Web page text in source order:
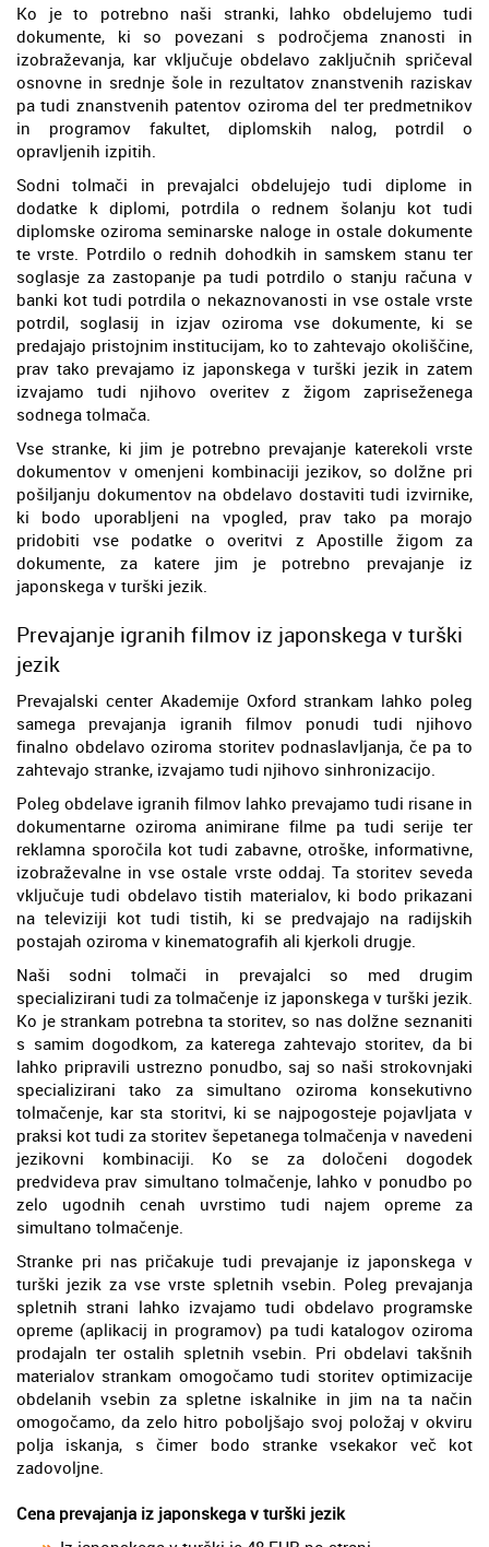
Ko je to potrebno naši stranki, lahko obdelujemo tudi
dokumente, ki so povezani s področjema znanosti in
izobraževanja, kar vključuje obdelavo zaključnih spričeval
osnovne in srednje šole in rezultatov znanstvenih raziskav
pa tudi znanstvenih patentov oziroma del ter predmetnikov
in programov fakultet, diplomskih nalog, potrdil o
opravljenih izpitih.
Sodni tolmači in prevajalci obdelujejo tudi diplome in
dodatke k diplomi, potrdila o rednem šolanju kot tudi
diplomske oziroma seminarske naloge in ostale dokumente
te vrste. Potrdilo o rednih dohodkih in samskem stanu ter
soglasje za zastopanje pa tudi potrdilo o stanju računa v
banki kot tudi potrdila o nekaznovanosti in vse ostale vrste
potrdil, soglasij in izjav oziroma vse dokumente, ki se
predajajo pristojnim institucijam, ko to zahtevajo okoliščine,
prav tako prevajamo iz japonskega v turški jezik in zatem
izvajamo tudi njihovo overitev z žigom zapriseženega
sodnega tolmača.
Vse stranke, ki jim je potrebno prevajanje katerekoli vrste
dokumentov v omenjeni kombinaciji jezikov, so dolžne pri
pošiljanju dokumentov na obdelavo dostaviti tudi izvirnike,
ki bodo uporabljeni na vpogled, prav tako pa morajo
pridobiti vse podatke o overitvi z Apostille žigom za
dokumente, za katere jim je potrebno prevajanje iz
japonskega v turški jezik.
Prevajanje igranih filmov iz japonskega v turški
jezik
Prevajalski center Akademije Oxford strankam lahko poleg
samega prevajanja igranih filmov ponudi tudi njihovo
finalno obdelavo oziroma storitev podnaslavljanja, če pa to
zahtevajo stranke, izvajamo tudi njihovo sinhronizacijo.
Poleg obdelave igranih filmov lahko prevajamo tudi risane in
dokumentarne oziroma animirane filme pa tudi serije ter
reklamna sporočila kot tudi zabavne, otroške, informativne,
izobraževalne in vse ostale vrste oddaj. Ta storitev seveda
vključuje tudi obdelavo tistih materialov, ki bodo prikazani
na televiziji kot tudi tistih, ki se predvajajo na radijskih
postajah oziroma v kinematografih ali kjerkoli drugje.
Naši sodni tolmači in prevajalci so med drugim
specializirani tudi za tolmačenje iz japonskega v turški jezik.
Ko je strankam potrebna ta storitev, so nas dolžne seznaniti
s samim dogodkom, za katerega zahtevajo storitev, da bi
lahko pripravili ustrezno ponudbo, saj so naši strokovnjaki
specializirani tako za simultano oziroma konsekutivno
tolmačenje, kar sta storitvi, ki se najpogosteje pojavljata v
praksi kot tudi za storitev šepetanega tolmačenja v navedeni
jezikovni kombinaciji. Ko se za določeni dogodek
predvideva prav simultano tolmačenje, lahko v ponudbo po
zelo ugodnih cenah uvrstimo tudi najem opreme za
simultano tolmačenje.
Stranke pri nas pričakuje tudi prevajanje iz japonskega v
turški jezik za vse vrste spletnih vsebin. Poleg prevajanja
spletnih strani lahko izvajamo tudi obdelavo programske
opreme (aplikacij in programov) pa tudi katalogov oziroma
prodajaln ter ostalih spletnih vsebin. Pri obdelavi takšnih
materialov strankam omogočamo tudi storitev optimizacije
obdelanih vsebin za spletne iskalnike in jim na ta način
omogočamo, da zelo hitro poboljšajo svoj položaj v okviru
polja iskanja, s čimer bodo stranke vsekakor več kot
zadovoljne.
Cena prevajanja iz japonskega v turški jezik